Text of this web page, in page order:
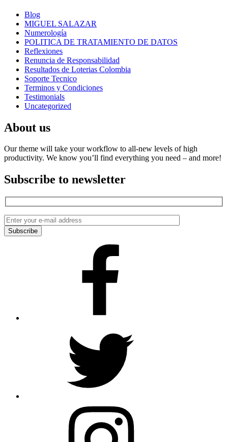
Blog
MIGUEL SALAZAR
Numerología
POLITICA DE TRATAMIENTO DE DATOS
Reflexiones
Renuncia de Responsabilidad
Resultados de Loterias Colombia
Soporte Tecnico
Terminos y Condiciones
Testimonials
Uncategorized
About us
Our theme will take your workflow to all-new levels of high
productivity. We know you’ll find everything you need – and more!
Subscribe to newsletter